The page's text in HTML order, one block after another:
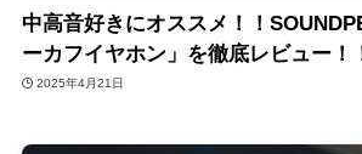
中高音好きにオススメ！！
ーカフイヤホン」を徹底レビュー！
2025年4月21日